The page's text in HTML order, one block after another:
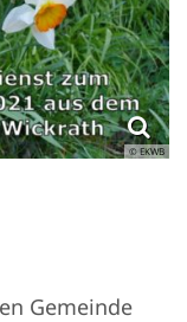
© EKWB
Gemeinde